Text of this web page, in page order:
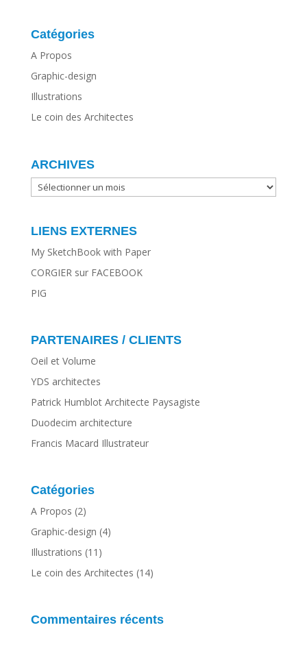
Catégories
A Propos
Graphic-design
Illustrations
Le coin des Architectes
ARCHIVES
ARCHIVES
LIENS EXTERNES
My SketchBook with Paper
CORGIER sur FACEBOOK
PIG
PARTENAIRES / CLIENTS
Oeil et Volume
YDS architectes
Patrick Humblot Architecte Paysagiste
Duodecim architecture
Francis Macard Illustrateur
Catégories
A Propos (2)
Graphic-design (4)
Illustrations (11)
Le coin des Architectes (14)
Commentaires récents